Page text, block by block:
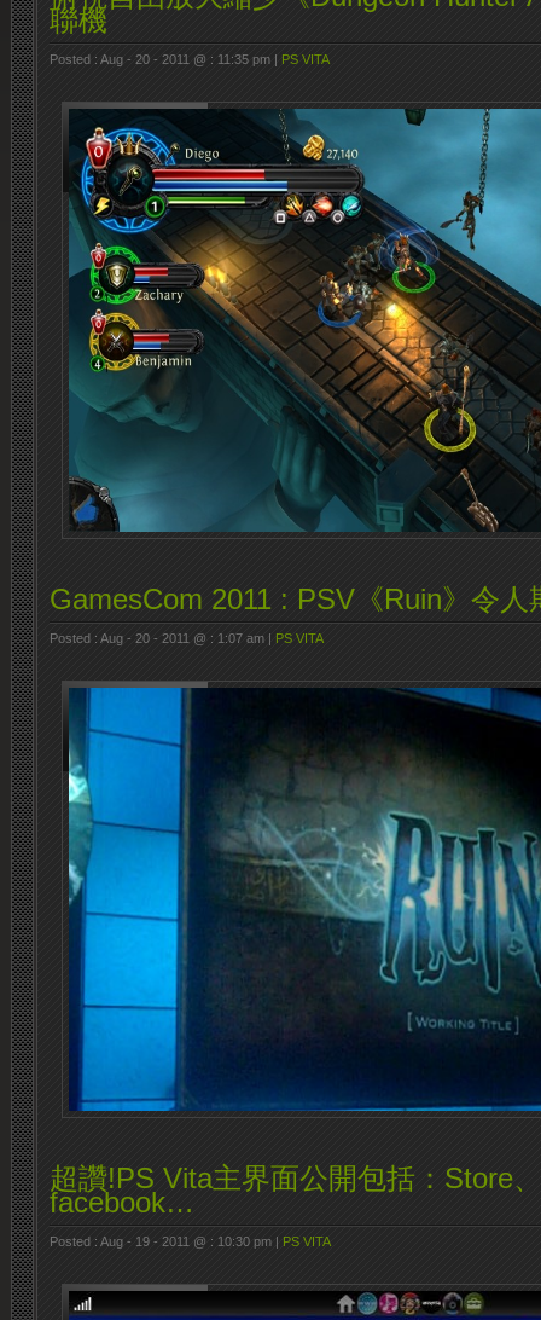
聯機
Posted : Aug - 20 - 2011 @ : 11:35 pm | PS VITA
GamesCom 2011 : PSV《Ruin》令
Posted : Aug - 20 - 2011 @ : 1:07 am | PS VITA
超讚!PS Vita主界面公開包括：Store
facebook…
Posted : Aug - 19 - 2011 @ : 10:30 pm | PS VITA